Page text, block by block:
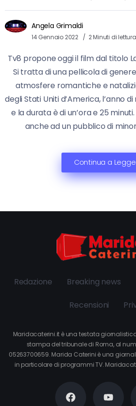
Angela Grimaldi
14 Gennaio 2022 2 Minuti di lettura
Tv8 propone oggi il film dal titolo
Si tratta di una pellicola di
atmosfere romantiche e
degli Stati Uniti d’America, l’anno di
e la durata è di un’ora e 25
anche ad un pubblico di
Continua a
Redazione Breaking news
Recensioni
Maridacaterini.it è una testata
stampa del tribunale di Roma, al
05263700659. Marida Caterini è una
in particolare di programmi TV.